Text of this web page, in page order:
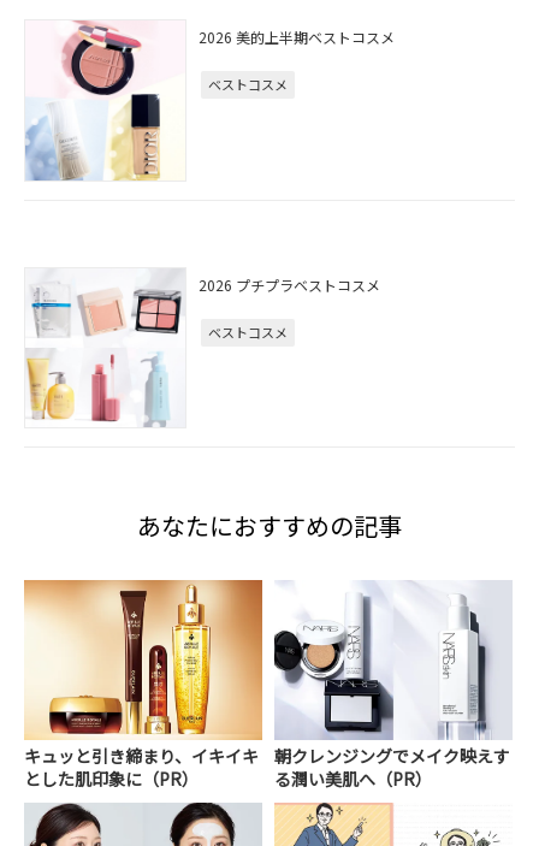
2026 美的上半期ベストコスメ
ベストコスメ
2026 プチプラベストコスメ
ベストコスメ
あなたにおすすめの記事
キュッと引き締まり、イキイキ
とした肌印象に（PR）
朝クレンジングでメイク映えす
る潤い美肌へ（PR）